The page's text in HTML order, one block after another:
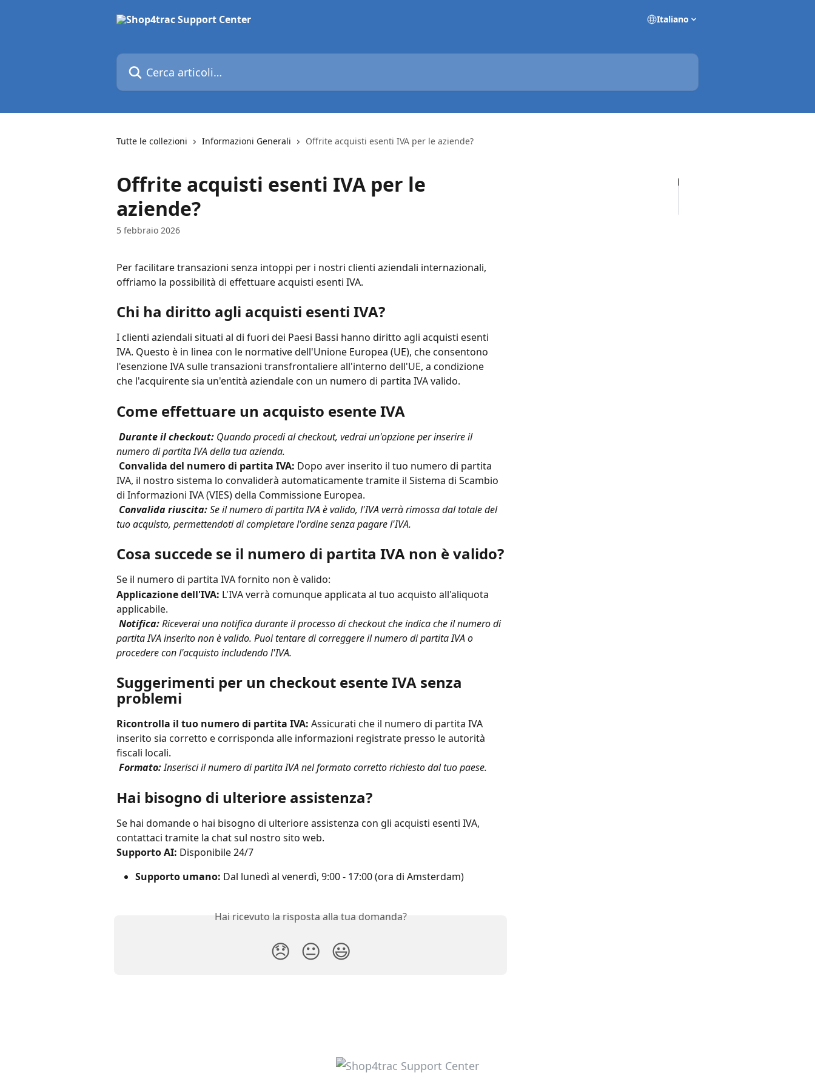
Italiano
Cerca articoli…
Tutte le collezioni Informazioni Generali Offrite acquisti esenti IVA per le aziende?
Offrite acquisti esenti IVA per le
aziende?
5 febbraio 2026
Per facilitare transazioni senza intoppi per i nostri clienti aziendali internazionali,
offriamo la possibilità di effettuare acquisti esenti IVA.
Chi ha diritto agli acquisti esenti IVA?
I clienti aziendali situati al di fuori dei Paesi Bassi hanno diritto agli acquisti esenti
IVA. Questo è in linea con le normative dell'Unione Europea (UE), che consentono
l'esenzione IVA sulle transazioni transfrontaliere all'interno dell'UE, a condizione
che l'acquirente sia un'entità aziendale con un numero di partita IVA valido.
Come effettuare un acquisto esente IVA
Durante il checkout: Quando procedi al checkout, vedrai un'opzione per inserire il
numero di partita IVA della tua azienda.
Convalida del numero di partita IVA: Dopo aver inserito il tuo numero di partita
IVA, il nostro sistema lo convaliderà automaticamente tramite il Sistema di Scambio
di Informazioni IVA (VIES) della Commissione Europea.
Convalida riuscita: Se il numero di partita IVA è valido, l'IVA verrà rimossa dal totale del
tuo acquisto, permettendoti di completare l'ordine senza pagare l'IVA.
Cosa succede se il numero di partita IVA non è valido?
Se il numero di partita IVA fornito non è valido:
Applicazione dell'IVA: L'IVA verrà comunque applicata al tuo acquisto all'aliquota
applicabile.
Notifica: Riceverai una notifica durante il processo di checkout che indica che il numero di
partita IVA inserito non è valido. Puoi tentare di correggere il numero di partita IVA o
procedere con l'acquisto includendo l'IVA.
Suggerimenti per un checkout esente IVA senza
problemi
Ricontrolla il tuo numero di partita IVA: Assicurati che il numero di partita IVA
inserito sia corretto e corrisponda alle informazioni registrate presso le autorità
fiscali locali.
Formato: Inserisci il numero di partita IVA nel formato corretto richiesto dal tuo paese.
Hai bisogno di ulteriore assistenza?
Se hai domande o hai bisogno di ulteriore assistenza con gli acquisti esenti IVA,
contattaci tramite la chat sul nostro sito web.
Supporto AI: Disponibile 24/7
Supporto umano: Dal lunedì al venerdì, 9:00 - 17:00 (ora di Amsterdam)
Hai ricevuto la risposta alla tua domanda?
😞 😐 😃